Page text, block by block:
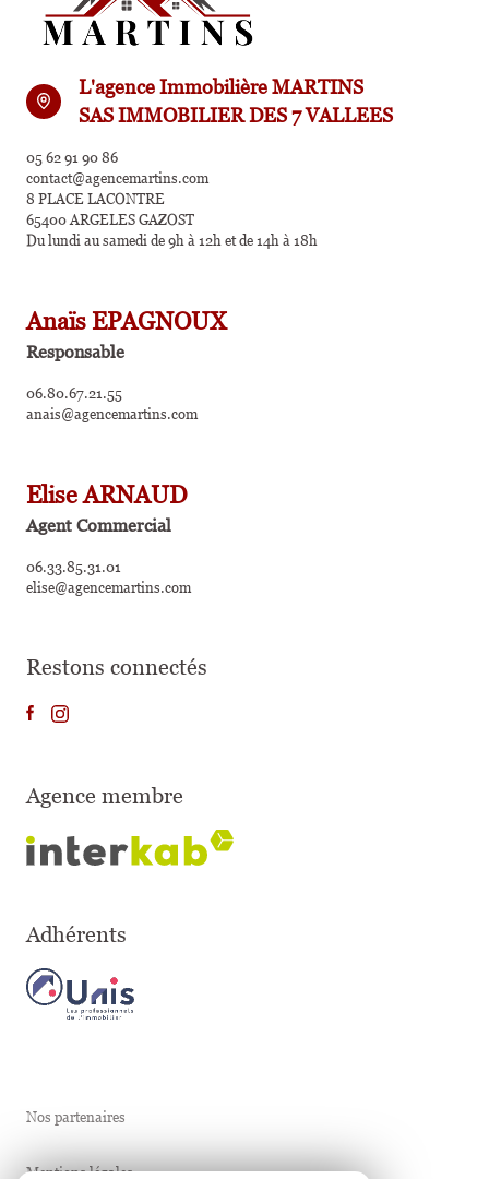
L'agence Immobilière MARTINS
SAS IMMOBILIER DES 7 VALLEES
05 62 91 90 86
contact@agencemartins.com
8 PLACE LACONTRE
65400 ARGELES GAZOST
Du lundi au samedi de 9h à 12h et de 14h à 18h
Anaïs EPAGNOUX
Responsable
06.80.67.21.55
anais@agencemartins.com
Elise ARNAUD
Agent Commercial
06.33.85.31.01
elise@agencemartins.com
Restons connectés
Agence membre
Adhérents
Nos partenaires
Mentions légales